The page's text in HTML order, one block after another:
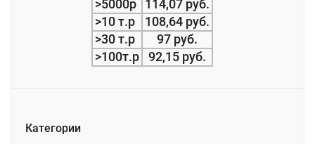
>5000р
114,07 руб.
>10 т.р
108,64 руб.
>30 т.р
97 руб.
>100т.р
92,15 руб.
Категории